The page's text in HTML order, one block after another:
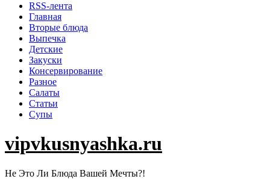
RSS-лента
Главная
Вторые блюда
Выпечка
Детские
Закуски
Консервирование
Разное
Салаты
Статьи
Супы
vipvkusnyashka.ru
Не Это Ли Блюда Вашей Мечты?!